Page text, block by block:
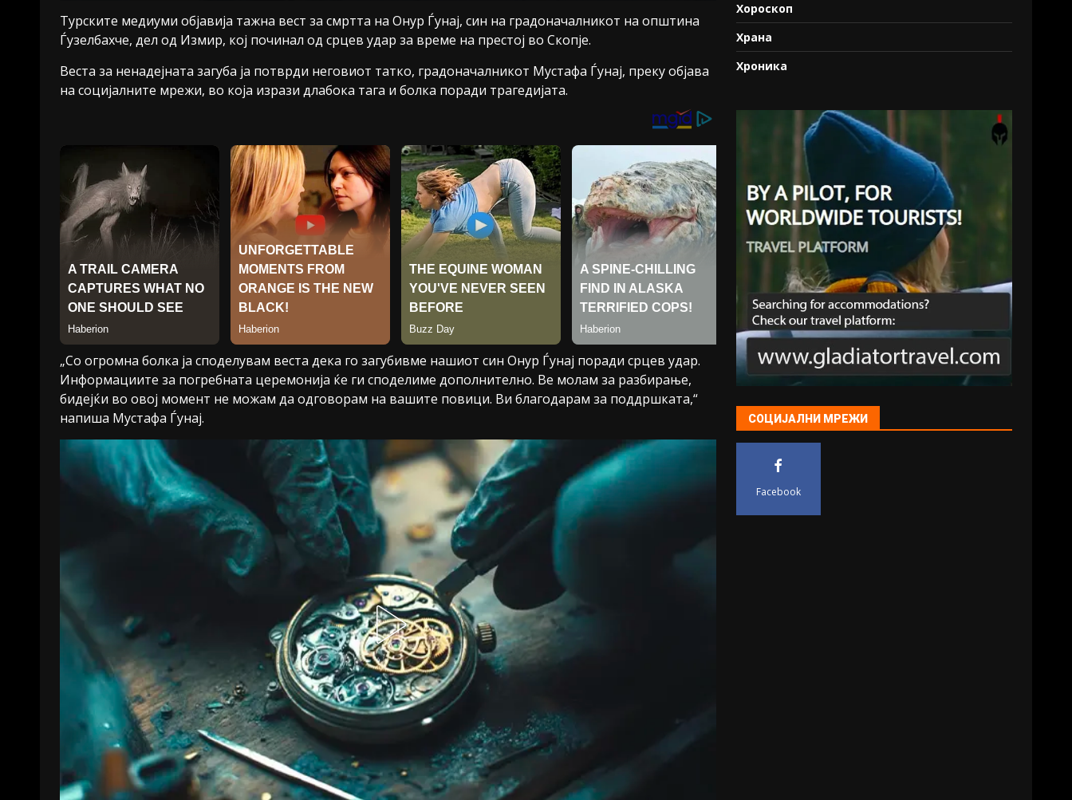
Турските медиуми објавија тажна вест за смртта на Онур Ѓунај, син на градоначалникот на општина
Ѓузелбахче, дел од Измир, кој починал од срцев удар за време на престој во Скопје.
Веста за ненадејната загуба ја потврди неговиот татко, градоначалникот Мустафа Ѓунај, преку објава
на социјалните мрежи, во која изрази длабока тага и болка поради трагедијата.
„Со огромна болка ја споделувам веста дека го загубивме нашиот син Онур Ѓунај поради срцев удар.
Информациите за погребната церемонија ќе ги споделиме дополнително. Ве молам за разбирање,
бидејќи во овој момент не можам да одговорам на вашите повици. Ви благодарам за поддршката,“
напиша Мустафа Ѓунај.
Хороскоп
Храна
Хроника
СОЦИЈАЛНИ МРЕЖИ
Facebook